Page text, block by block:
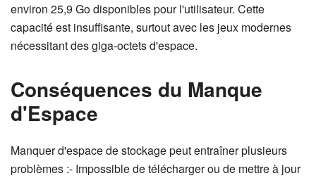
environ 25,9 Go disponibles pour l'utilisateur. Cette
capacité est insuffisante, surtout avec les jeux modernes
nécessitant des giga-octets d'espace.
Conséquences du Manque
d'Espace
Manquer d'espace de stockage peut entraîner plusieurs
problèmes :- Impossible de télécharger ou de mettre à jour